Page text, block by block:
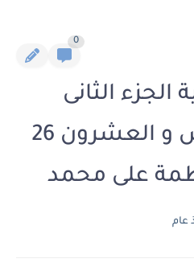
0
الجزء الثانى
الفصل السادس و العشرون 26
على محمد
عام